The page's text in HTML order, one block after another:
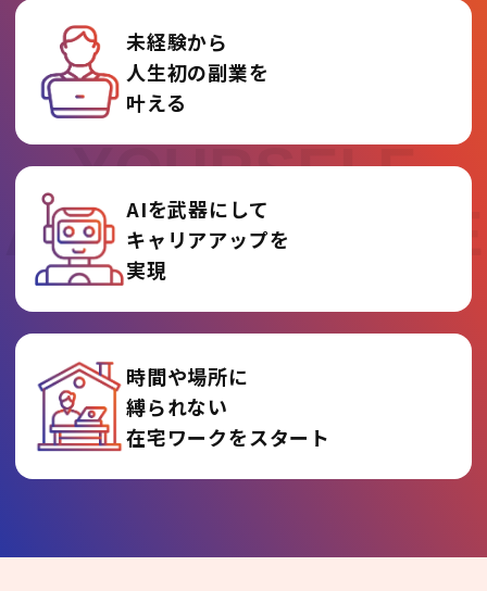
REINVENT
YOURSELF
AT AI COLLEGE
未経験から
人生初の副業を
叶える
AIを武器にして
キャリアアップを
実現
時間や場所に
縛られない
在宅ワークをスタート